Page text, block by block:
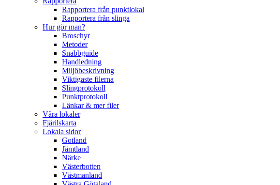
Rapportera från punktlokal
Rapportera från slinga
Hur gör man?
Broschyr
Metoder
Snabbguide
Handledning
Miljöbeskrivning
Viktigaste filerna
Slingprotokoll
Punktprotokoll
Länkar & mer filer
Våra lokaler
Fjärilskarta
Lokala sidor
Gotland
Jämtland
Närke
Västerbotten
Västmanland